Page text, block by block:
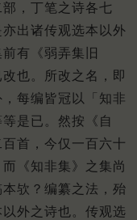
，丁笔之诗各七
出诸传观选本以外
有《弱弄集旧
也。所改之名，即
每编皆冠以「知非
是已。然按《自
首，今仅一百六十
《知非集》之集尚
欤？编纂之法，殆
外之诗也。传观选